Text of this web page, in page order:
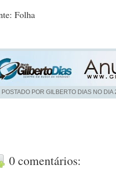
Folha
POSTADO POR GILBERTO DIAS NO DIA
0 comentários: